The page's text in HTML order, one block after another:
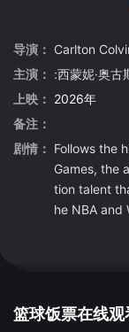
导演： Carlton
主演： :西蒙妮·奥古
上映： 2026年
备注：
剧情： Follows the
Games, the
tion talent
he NBA and
篮球饭票在线观